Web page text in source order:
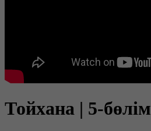
Тойхана | 5-бөлім